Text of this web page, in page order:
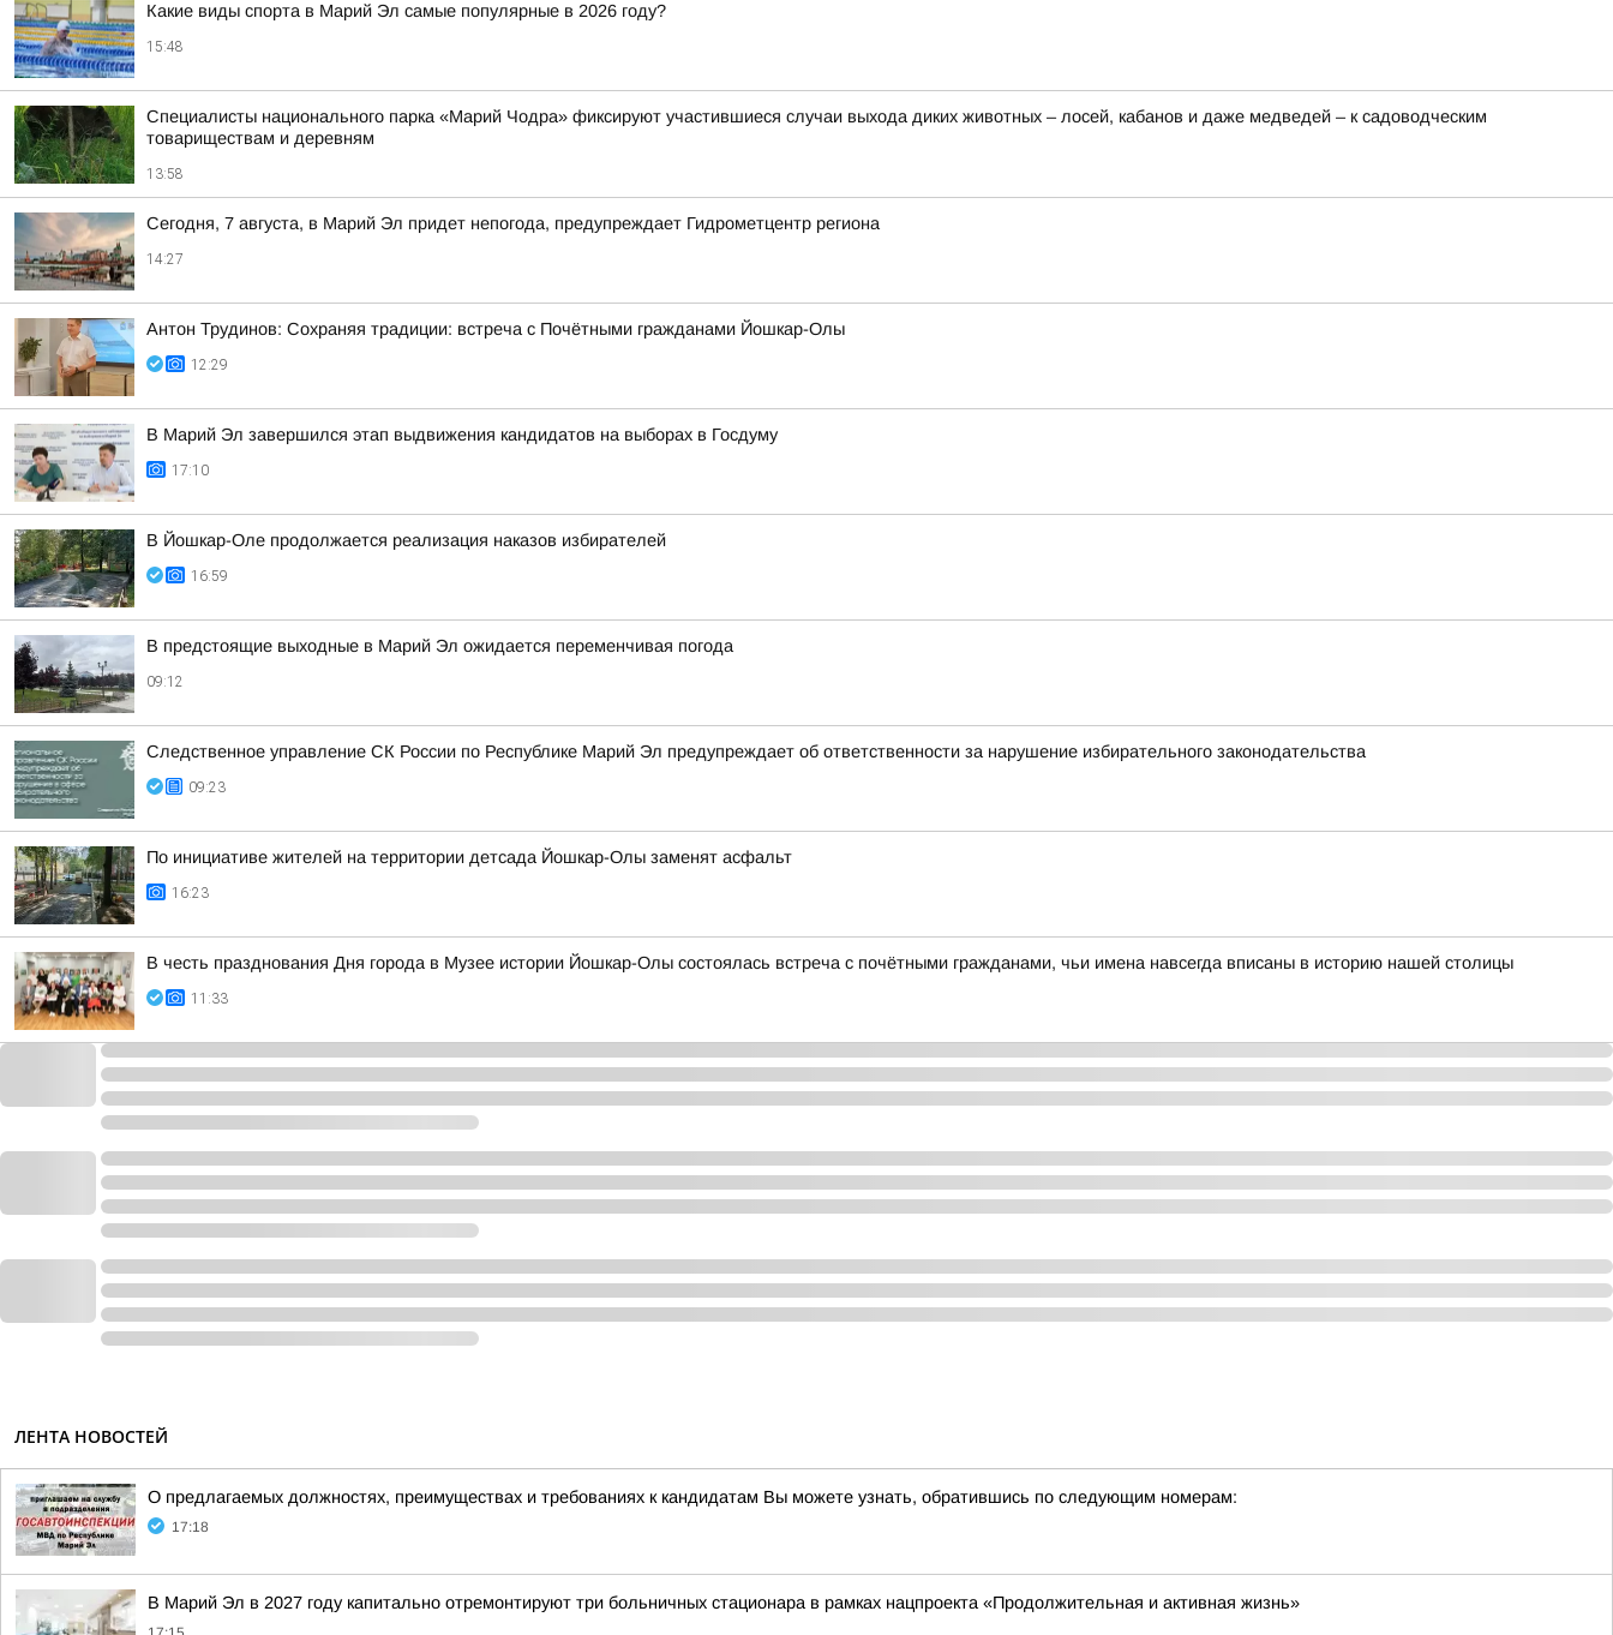
Какие виды спорта в Марий Эл самые популярные в 2026 году?
15:48
Специалисты национального парка «Марий Чодра» фиксируют участившиеся случаи выхода диких животных – лосей, кабанов и даже медведей – к садоводческим
товариществам и деревням
13:58
Сегодня, 7 августа, в Марий Эл придет непогода, предупреждает Гидрометцентр региона
14:27
Антон Трудинов: Сохраняя традиции: встреча с Почётными гражданами Йошкар-Олы
12:29
В Марий Эл завершился этап выдвижения кандидатов на выборах в Госдуму
17:10
В Йошкар-Оле продолжается реализация наказов избирателей
16:59
В предстоящие выходные в Марий Эл ожидается переменчивая погода
09:12
Следственное управление СК России по Республике Марий Эл предупреждает об ответственности за нарушение избирательного законодательства
09:23
По инициативе жителей на территории детсада Йошкар-Олы заменят асфальт
16:23
В честь празднования Дня города в Музее истории Йошкар-Олы состоялась встреча с почётными гражданами, чьи имена навсегда вписаны в историю нашей столицы
11:33
ЛЕНТА НОВОСТЕЙ
О предлагаемых должностях, преимуществах и требованиях к кандидатам Вы можете узнать, обратившись по следующим номерам:
17:18
В Марий Эл в 2027 году капитально отремонтируют три больничных стационара в рамках нацпроекта «Продолжительная и активная жизнь»